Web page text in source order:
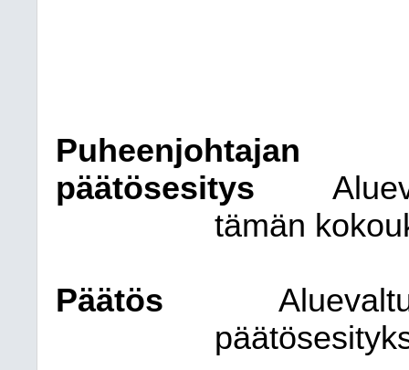
Puheenjohtajan
päätösesitys
tämän
Päätös